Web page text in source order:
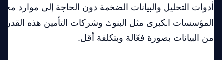
أدوات التحليل والبيانات الضخمة دون الحاجة إلى موارد
المؤسسات الكبرى مثل البنوك وشركات التأمين هذه
من البيانات بصورة فعّالة وبتكلفة أقل.